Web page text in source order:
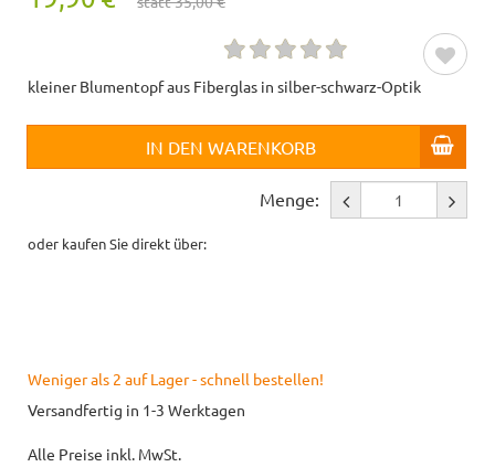
kleiner Blumentopf aus Fiberglas in silber-schwarz-Optik
IN DEN WARENKORB
Menge:
oder kaufen Sie direkt über:
Weniger als 2 auf Lager - schnell bestellen!
Versandfertig in 1-3 Werktagen
Alle Preise inkl. MwSt.